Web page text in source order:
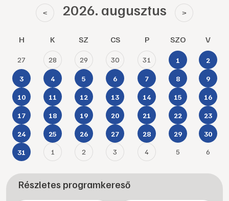
< 2026. augusztus >
H K SZ CS P SZO V
27 28 29 30 31 1 2
3 4 5 6 7 8 9
10 11 12 13 14 15 16
17 18 19 20 21 22 23
24 25 26 27 28 29 30
31 1 2 3 4 5 6
Részletes programkereső